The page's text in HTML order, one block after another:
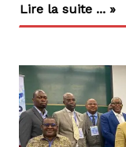
Lire la suite ... »